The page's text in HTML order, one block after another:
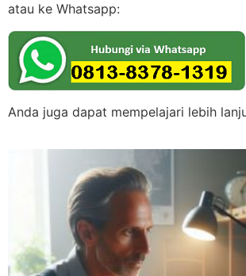
atau ke Whatsapp:
Anda juga dapat mempelajari lebih